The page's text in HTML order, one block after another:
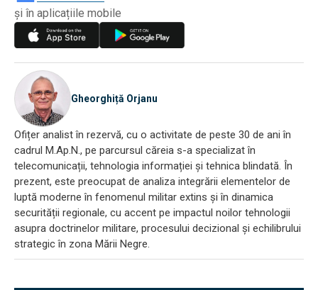
și în aplicațiile mobile
Gheorghiță Orjanu
Ofițer analist în rezervă, cu o activitate de peste 30 de ani în
cadrul M.Ap.N., pe parcursul căreia s-a specializat în
telecomunicații, tehnologia informației și tehnica blindată. În
prezent, este preocupat de analiza integrării elementelor de
luptă moderne în fenomenul militar extins și în dinamica
securității regionale, cu accent pe impactul noilor tehnologii
asupra doctrinelor militare, procesului decizional și echilibrului
strategic în zona Mării Negre.